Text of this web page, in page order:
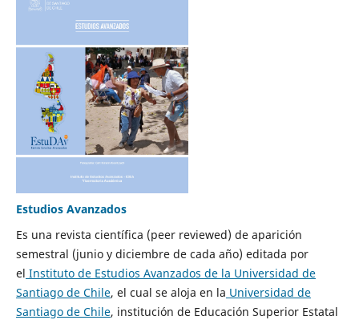
Estudios Avanzados
Es una revista científica (peer reviewed) de aparición
semestral (junio y diciembre de cada año) editada por
el Instituto de Estudios Avanzados de la Universidad de
Santiago de Chile, el cual se aloja en la Universidad de
Santiago de Chile, institución de Educación Superior Estatal